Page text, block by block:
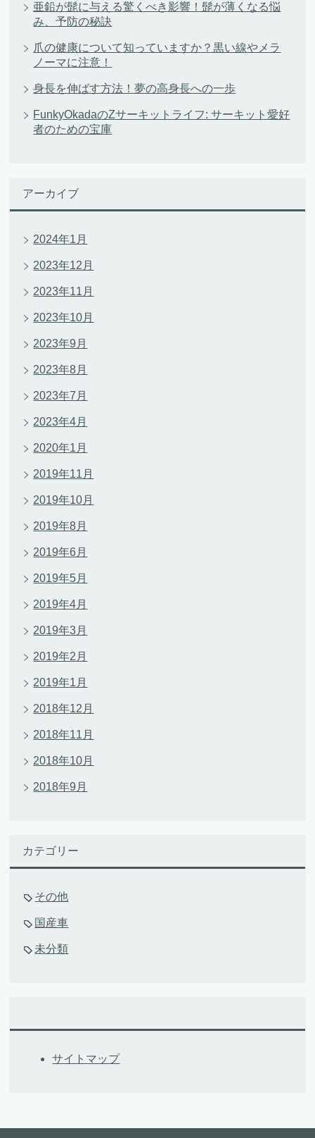
亜鉛が髭に与える驚くべき影響！髭が薄くなる悩
み、予防の秘訣
爪の健康について知っていますか？黒い線やメラ
ノーマに注意！
身長を伸ばす方法！夢の高身長への一歩
FunkyOkadaのZサーキットライフ: サーキット愛好
者のための宝庫
アーカイブ
2024年1月
2023年12月
2023年11月
2023年10月
2023年9月
2023年8月
2023年7月
2023年4月
2020年1月
2019年11月
2019年10月
2019年8月
2019年6月
2019年5月
2019年4月
2019年3月
2019年2月
2019年1月
2018年12月
2018年11月
2018年10月
2018年9月
カテゴリー
その他
国産車
未分類
サイトマップ